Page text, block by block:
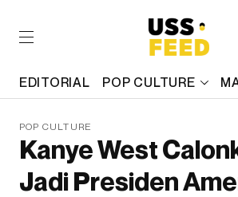
EDITORIAL POP CULTURE
POP CULTURE
Kanye West
Jadi Presiden